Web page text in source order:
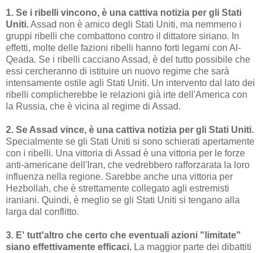
1. Se i ribelli vincono, è una cattiva notizia per gli Stati
Uniti.Assad non è amico degli Stati Uniti, ma nemmeno i
gruppi ribelli che combattono contro il dittatore siriano. In
effetti, molte delle fazioni ribelli hanno forti legami con Al-
Qeada. Se i ribelli cacciano Assad, è del tutto possibile che
essi cercheranno di istituire un nuovo regime che sarà
intensamente ostile agli Stati Uniti. Un intervento dal lato dei
ribelli complicherebbe le relazioni già irte dell'America con
la Russia, che è vicina al regime di Assad.
2. Se Assad vince, è una cattiva notizia per gli Stati Uniti.
Specialmente se gli Stati Uniti si sono schierati apertamente
con i ribelli. Una vittoria di Assad è una vittoria per le forze
anti-americane dell'Iran, che vedrebbero rafforzarata la loro
influenza nella regione. Sarebbe anche una vittoria per
Hezbollah, che è strettamente collegato agli estremisti
iraniani. Quindi, è meglio se gli Stati Uniti si tengano alla
larga dal conflitto.
3. E' tutt'altro che certo che eventuali azioni "limitate"
siano effettivamente efficaci. La maggior parte dei dibattiti